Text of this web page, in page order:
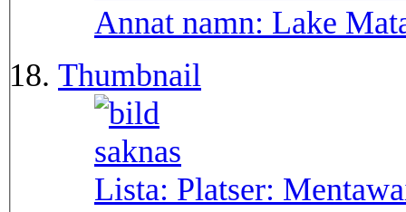
Annat namn: Lake
Thumbnail
Lista: Platser: